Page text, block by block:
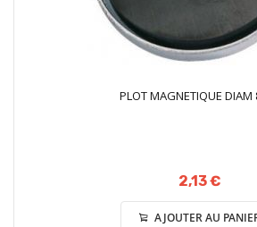
PLOT MAGNETIQUE DIAM
2,13 €
AJOUTER AU